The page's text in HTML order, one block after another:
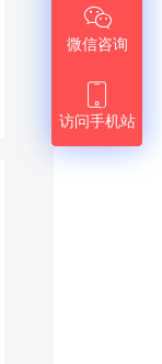

微信咨询

访问手机站